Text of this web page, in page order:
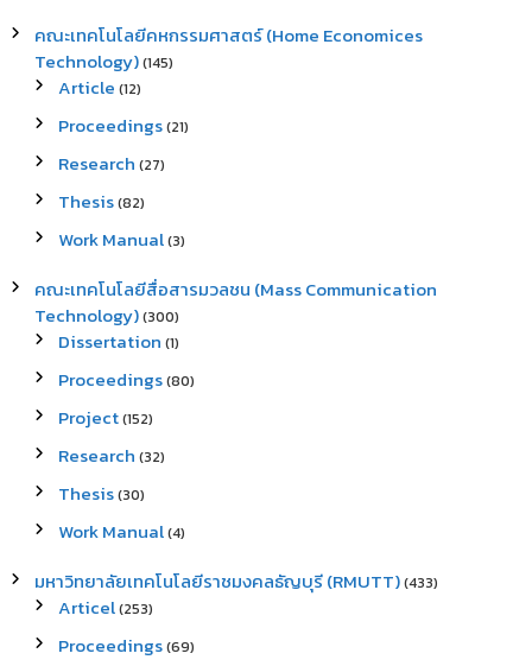
คณะเทคโนโลยีคหกรรมศาสตร์ (Home Economices
Technology)(145)
Article (12)
Proceedings(21)
Research (27)
Thesis(82)
Work Manual(3)
คณะเทคโนโลยีสื่อสารมวลชน (Mass Communication
Technology)(300)
Dissertation (1)
Proceedings(80)
Project(152)
Research (32)
Thesis(30)
Work Manual(4)
มหาวิทยาลัยเทคโนโลยีราชมงคลธัญบุรี (RMUTT)(433)
Articel(253)
Proceedings(69)